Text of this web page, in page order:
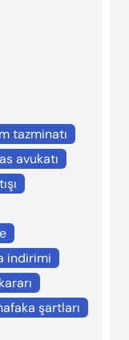
tazminatı
avukatı
indirimi
şartları